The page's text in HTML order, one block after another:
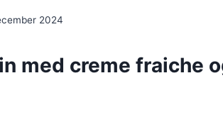
2024
med creme fraiche